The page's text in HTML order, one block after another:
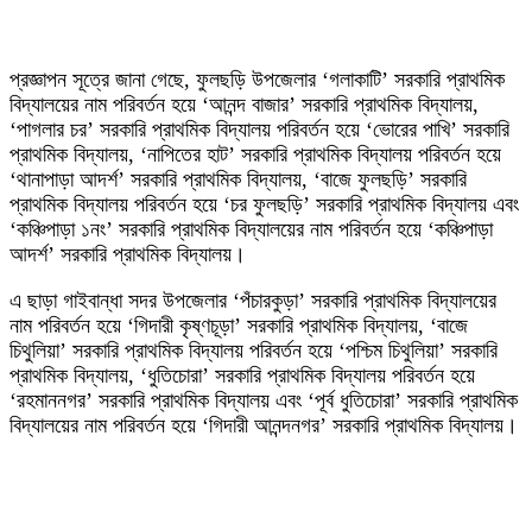
প্রজ্ঞাপন সূত্রে জানা গেছে, ফুলছড়ি উপজেলার ‘গলাকাটি’ সরকারি প্রাথমিক
বিদ্যালয়ের নাম পরিবর্তন হয়ে ‘আনন্দ বাজার’ সরকারি প্রাথমিক বিদ্যালয়,
‘পাগলার চর’ সরকারি প্রাথমিক বিদ্যালয় পরিবর্তন হয়ে ‘ভোরের পাখি’ সরকারি
প্রাথমিক বিদ্যালয়, ‘নাপিতের হাট’ সরকারি প্রাথমিক বিদ্যালয় পরিবর্তন হয়ে
‘থানাপাড়া আদর্শ’ সরকারি প্রাথমিক বিদ্যালয়, ‘বাজে ফুলছড়ি’ সরকারি
প্রাথমিক বিদ্যালয় পরিবর্তন হয়ে ‘চর ফুলছড়ি’ সরকারি প্রাথমিক বিদ্যালয় এবং
‘কঞ্চিপাড়া ১নং’ সরকারি প্রাথমিক বিদ্যালয়ের নাম পরিবর্তন হয়ে ‘কঞ্চিপাড়া
আদর্শ’ সরকারি প্রাথমিক বিদ্যালয়।
এ ছাড়া গাইবান্ধা সদর উপজেলার ‘পঁচারকুড়া’ সরকারি প্রাথমিক বিদ্যালয়ের
নাম পরিবর্তন হয়ে ‘গিদারী কৃষ্ণচূড়া’ সরকারি প্রাথমিক বিদ্যালয়, ‘বাজে
চিথুলিয়া’ সরকারি প্রাথমিক বিদ্যালয় পরিবর্তন হয়ে ‘পশ্চিম চিথুলিয়া’ সরকারি
প্রাথমিক বিদ্যালয়, ‘ধুতিচোরা’ সরকারি প্রাথমিক বিদ্যালয় পরিবর্তন হয়ে
‘রহমাননগর’ সরকারি প্রাথমিক বিদ্যালয় এবং ‘পূর্ব ধুতিচোরা’ সরকারি প্রাথমিক
বিদ্যালয়ের নাম পরিবর্তন হয়ে ‘গিদারী আনন্দনগর’ সরকারি প্রাথমিক বিদ্যালয়।